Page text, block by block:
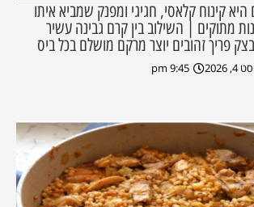
היא קינוח קלאסי, חגיגי ומפנק שמביא איתו
מתוקים | השילוב בין קרם גבינה עשיר
בצק פריך זהובים יוצר מרקם מושלם בכל ביס
2026
9:45 pm